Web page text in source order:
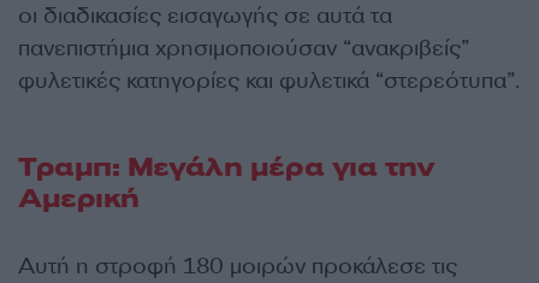
οι διαδικασίες εισαγωγής σε αυτά τα
πανεπιστήμια χρησιμοποιούσαν “ανακριβείς”
φυλετικές κατηγορίες και φυλετικά “στερεότυπα”.
Τραμπ: Μεγάλη μέρα για την
Αμερική
Αυτή η στροφή 180 μοιρών προκάλεσε τις